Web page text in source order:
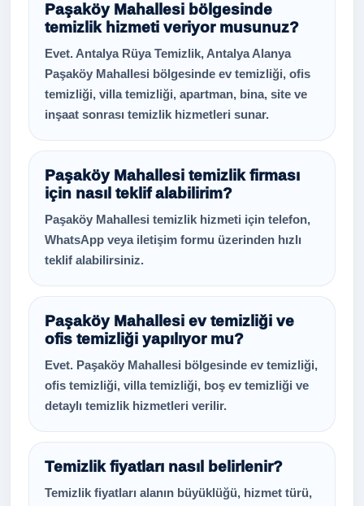
Paşaköy Mahallesi bölgesinde
temizlik hizmeti veriyor musunuz?
Evet. Antalya Rüya Temizlik, Antalya Alanya
Paşaköy Mahallesi bölgesinde ev temizliği, ofis
temizliği, villa temizliği, apartman, bina, site ve
inşaat sonrası temizlik hizmetleri sunar.
Paşaköy Mahallesi temizlik firması
için nasıl teklif alabilirim?
Paşaköy Mahallesi temizlik hizmeti için telefon,
WhatsApp veya iletişim formu üzerinden hızlı
teklif alabilirsiniz.
Paşaköy Mahallesi ev temizliği ve
ofis temizliği yapılıyor mu?
Evet. Paşaköy Mahallesi bölgesinde ev temizliği,
ofis temizliği, villa temizliği, boş ev temizliği ve
detaylı temizlik hizmetleri verilir.
Temizlik fiyatları nasıl belirlenir?
Temizlik fiyatları alanın büyüklüğü, hizmet türü,